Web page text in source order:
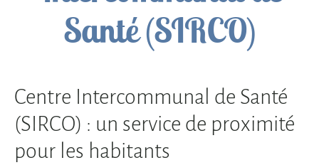
Santé (SIRCO)
Centre Intercommunal de Santé
(SIRCO) : un service de proximité
pour les habitants